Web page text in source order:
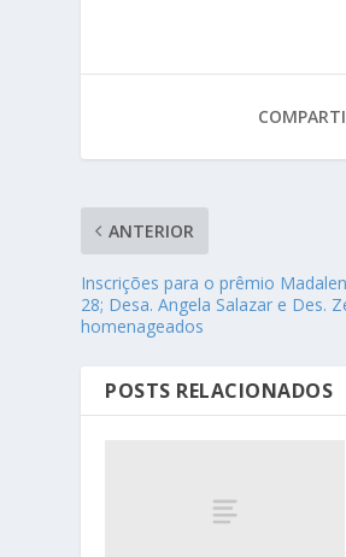
ANTERIOR
Inscrições para o prêmio
28; Desa. Angela Salazar e Des.
homenageados
POSTS RELACIONADOS